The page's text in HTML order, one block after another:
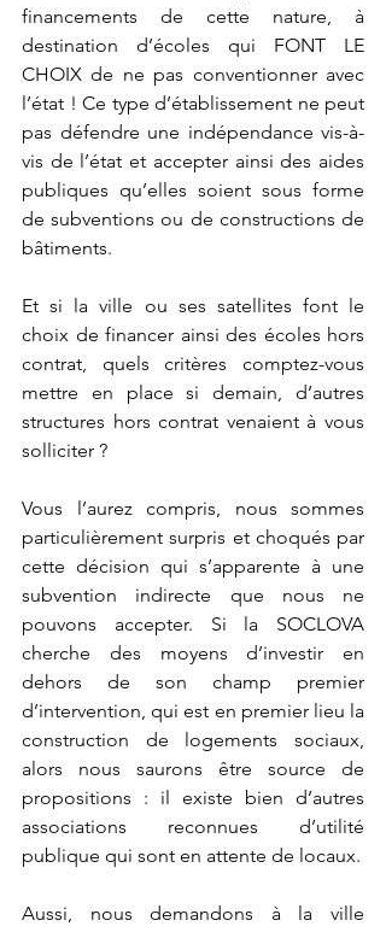
financements de cette nature, à
destination d’écoles qui FONT LE
CHOIX de ne pas conventionner avec
l’état ! Ce type d’établissement ne peut
pas défendre une indépendance vis-à-
vis de l’état et accepter ainsi des aides
publiques qu’elles soient sous forme
de subventions ou de constructions de
bâtiments.
Et si la ville ou ses satellites font le
choix de financer ainsi des écoles hors
contrat, quels critères comptez-vous
mettre en place si demain, d’autres
structures hors contrat venaient à vous
solliciter ?
Vous l’aurez compris, nous sommes
particulièrement surpris et choqués par
cette décision qui s’apparente à une
subvention indirecte que nous ne
pouvons accepter. Si la SOCLOVA
cherche des moyens d’investir en
dehors de son champ premier
d’intervention, qui est en premier lieu la
construction de logements sociaux,
alors nous saurons être source de
propositions : il existe bien d’autres
associations reconnues d’utilité
Aussi, nous demandons à la ville